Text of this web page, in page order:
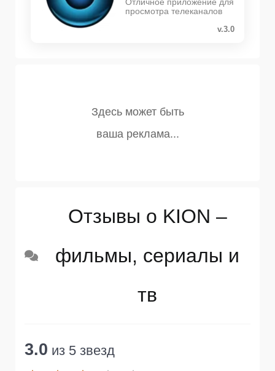
Отличное приложение для
просмотра телеканалов
v.3.0
Отзывы о KION –
фильмы, сериалы и
тв
3.0 из 5 звезд